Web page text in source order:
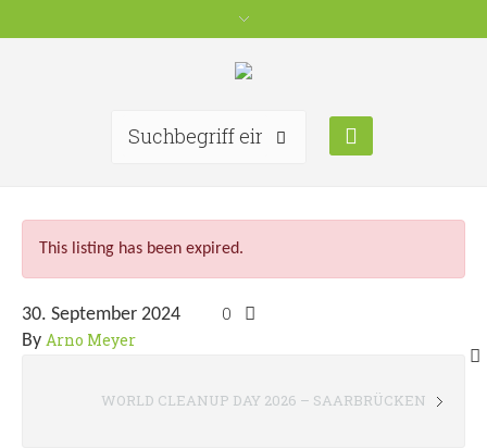
This listing has been expired.
30. September 2024 0
By Arno Meyer
WORLD CLEANUP DAY 2026 – SAARBRÜCKEN